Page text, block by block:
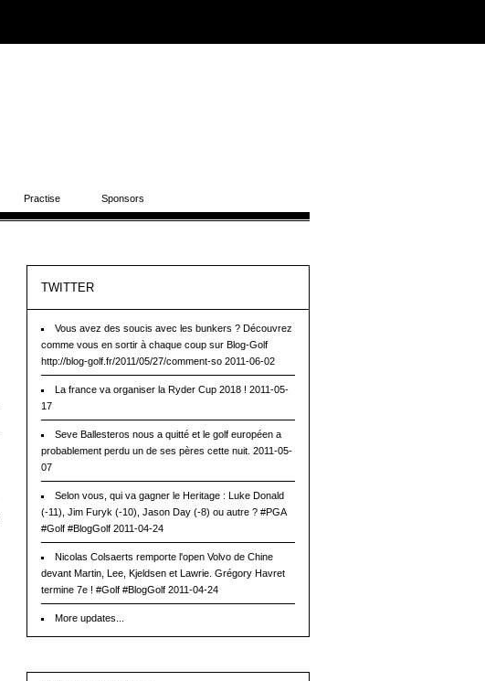
Practise Sponsors
TWITTER
Vous avez des soucis avec les bunkers ? Découvrez
comme vous en sortir à chaque coup sur Blog-Golf
http://blog-golf.fr/2011/05/27/comment-so 2011-06-02
La france va organiser la Ryder Cup 2018 ! 2011-05-
17
Seve Ballesteros nous a quitté et le golf européen a
probablement perdu un de ses pères cette nuit. 2011-05-
07
Selon vous, qui va gagner le Heritage : Luke Donald
(-11), Jim Furyk (-10), Jason Day (-8) ou autre ? #PGA
#Golf #BlogGolf 2011-04-24
Nicolas Colsaerts remporte l'open Volvo de Chine
devant Martin, Lee, Kjeldsen et Lawrie. Grégory Havret
termine 7e ! #Golf #BlogGolf 2011-04-24
More updates...